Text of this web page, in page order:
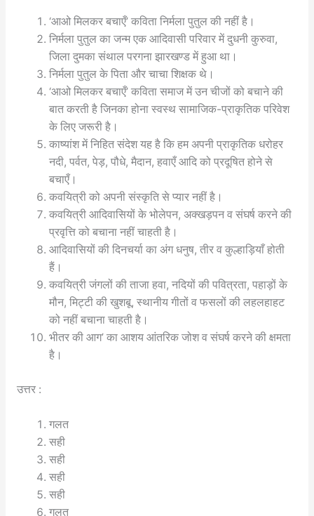
‘आओ मिलकर बचाएँ’ कविता निर्मला पुतुल की नहीं है।
निर्मला पुतुल का जन्म एक आदिवासी परिवार में दुधनी कुरुवा,
जिला दुमका संथाल परगना झारखण्ड में हुआ था।
निर्मला पुतुल के पिता और चाचा शिक्षक थे।
‘आओ मिलकर बचाएँ’ कविता समाज में उन चीजों को बचाने की
बात करती है जिनका होना स्वस्थ सामाजिक-प्राकृतिक परिवेश
के लिए जरूरी है।
काष्यांश में निहित संदेश यह है कि हम अपनी प्राकृतिक धरोहर
नदी, पर्वत, पेड़, पौधे, मैदान, हवाएँ आदि को प्रदूषित होने से
बचाएँ।
कवयित्री को अपनी संस्कृति से प्यार नहीं है।
कवयित्री आदिवासियों के भोलेपन, अक्खड़पन व संघर्ष करने की
प्रवृत्ति को बचाना नहीं चाहती है।
आदिवासियों की दिनचर्या का अंग धनुष, तीर व कुल्हाड़ियाँ होती
हैं।
कवयित्री जंगलों की ताजा हवा, नदियों की पवित्रता, पहाड़ों के
मौन, मिट्टी की खुशबू, स्थानीय गीतों व फसलों की लहलहाहट
को नहीं बचाना चाहती है।
भीतर की आग’ का आशय आंतरिक जोश व संघर्ष करने की क्षमता
है।
उत्तर :
गलत
सही
सही
सही
सही
गलत